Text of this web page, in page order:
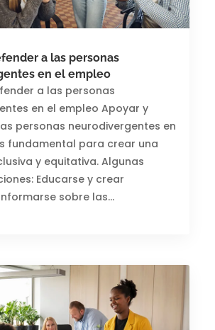
a las personas
en el empleo
a las personas
en el empleo Apoyar y
personas neurodivergentes en
fundamental para crear una
y equitativa. Algunas
Educarse y crear
sobre las...